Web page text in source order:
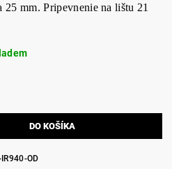
mm. Pripevnenie na lištu 21
IR940-OD